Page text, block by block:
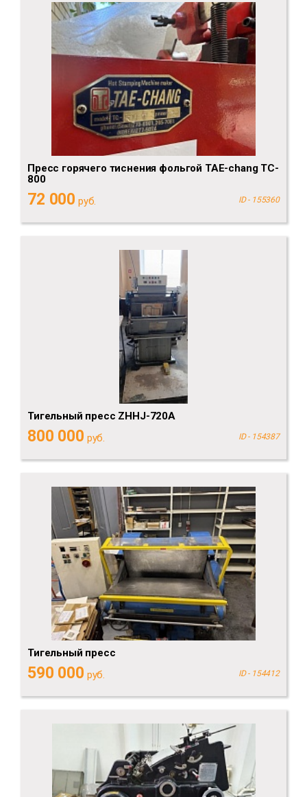
Пресс горячего тиснения фольгой TAE-chang TC-
800
72 000 руб. ID - 155360
Тигельный пресс ZHHJ-720A
800 000 руб. ID - 154387
Тигельный пресс
590 000 руб. ID - 154412